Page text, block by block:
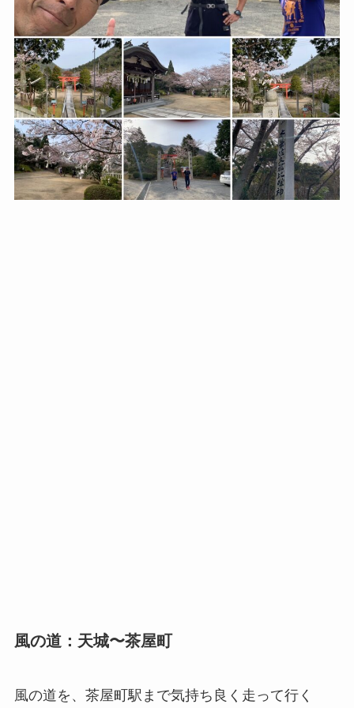
風の道：天城〜茶屋町
風の道を、茶屋町駅まで気持ち良く走って行く